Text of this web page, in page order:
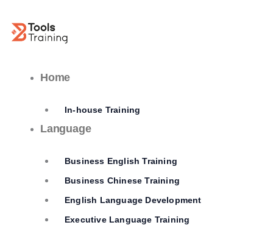
Home
In-house Training
Language
Business English Training
Business Chinese Training
English Language Development
Executive Language Training